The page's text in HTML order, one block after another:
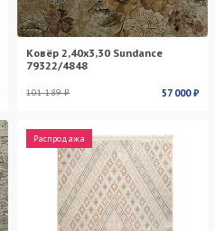
Ковёр 2,40х3,30 Sundance
79322/4848
101 189 ₽ 57 000 ₽
Распродажа